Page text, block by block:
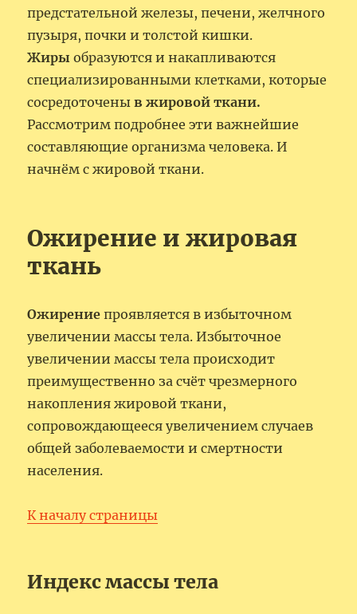
предстательной железы, печени, желчного
пузыря, почки и толстой кишки.
Жиры образуются и накапливаются
специализированными клетками, которые
сосредоточеныв жировой ткани.
Рассмотрим подробнее эти важнейшие
составляющие организма человека. И
начнём с жировой ткани.
Ожирение и жировая
ткань
Ожирение проявляется в избыточном
увеличении массы тела. Избыточное
увеличении массы тела происходит
преимущественно за счёт чрезмерного
накопления жировой ткани,
сопровождающееся увеличением случаев
общей заболеваемости и смертности
населения.
К началу страницы
Индекс массы тела